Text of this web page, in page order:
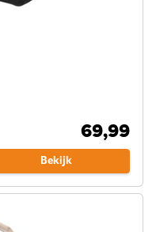
69,99
Bekijk